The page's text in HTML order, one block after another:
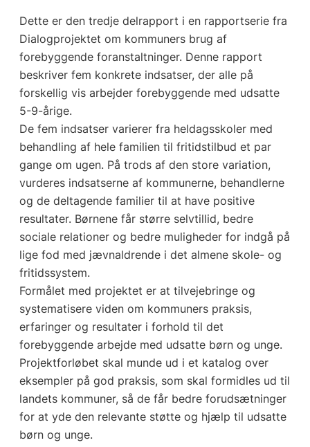
Dette er den tredje delrapport i en rapportserie fra
Dialogprojektet om kommuners brug af
forebyggende foranstaltninger. Denne rapport
beskriver fem konkrete indsatser, der alle på
forskellig vis arbejder forebyggende med udsatte
5-9-årige.
De fem indsatser varierer fra heldagsskoler med
behandling af hele familien til fritidstilbud et par
gange om ugen. På trods af den store variation,
vurderes indsatserne af kommunerne, behandlerne
og de deltagende familier til at have positive
resultater. Børnene får større selvtillid, bedre
sociale relationer og bedre muligheder for indgå på
lige fod med jævnaldrende i det almene skole- og
fritidssystem.
Formålet med projektet er at tilvejebringe og
systematisere viden om kommuners praksis,
erfaringer og resultater i forhold til det
forebyggende arbejde med udsatte børn og unge.
Projektforløbet skal munde ud i et katalog over
eksempler på god praksis, som skal formidles ud til
landets kommuner, så de får bedre forudsætninger
for at yde den relevante støtte og hjælp til udsatte
børn og unge.